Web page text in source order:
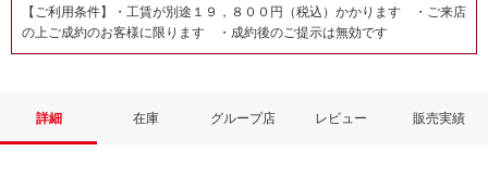
【ご利用条件】・工賃が別途１９，８００円（税込）かかります ・ご来店
の上ご成約のお客様に限ります ・成約後のご提示は無効です
詳細 在庫 グループ店 レビュー 販売実績